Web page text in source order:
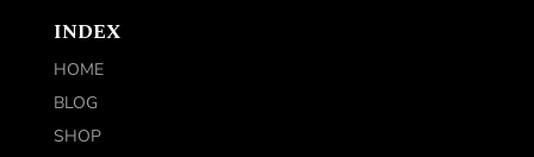
INDEX
HOME
BLOG
SHOP